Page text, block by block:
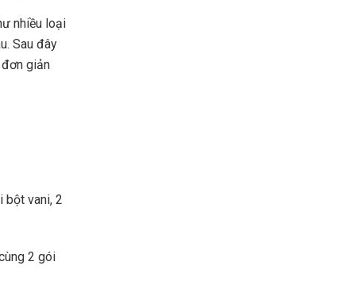
nhiều loại
Sau đây
giản
bột vani, 2
2 gói